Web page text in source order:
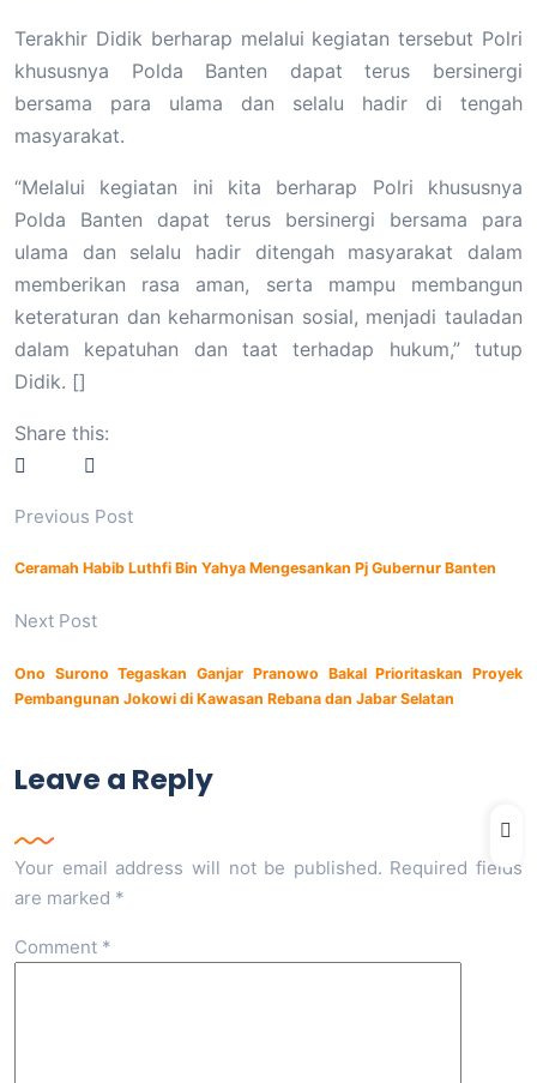
Terakhir Didik berharap melalui kegiatan tersebut Polri
khususnya Polda Banten dapat terus bersinergi
bersama para ulama dan selalu hadir di tengah
masyarakat.
“Melalui kegiatan ini kita berharap Polri khususnya
Polda Banten dapat terus bersinergi bersama para
ulama dan selalu hadir ditengah masyarakat dalam
memberikan rasa aman, serta mampu membangun
keteraturan dan keharmonisan sosial, menjadi tauladan
dalam kepatuhan dan taat terhadap hukum,” tutup
Didik. []
Share this:
Previous Post
Ceramah Habib Luthfi Bin Yahya Mengesankan Pj Gubernur Banten
Next Post
Ono Surono Tegaskan Ganjar Pranowo Bakal Prioritaskan Proyek
Pembangunan Jokowi di Kawasan Rebana dan Jabar Selatan
Leave a Reply
Your email address will not be published. Required fields
are marked *
Comment *